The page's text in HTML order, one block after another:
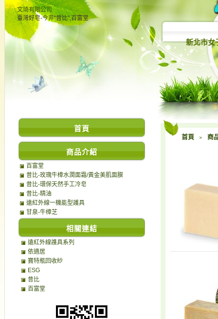
文琦有限公司
臺灣好皂-今非“昔比”,百富堂
新北市女
首頁 ﹥ 商
首頁
商品介紹
百富堂
昔比-玫瑰牛樟水潤面霜/黃金美肌面膜
昔比-環保天然手工冷皂
昔比-精油
遠紅外線一機能型護具
甘泉-牛樟芝
相關連結
遠紅外線謢具系列
依適居
寶特瓶回收紗
ESG
昔比
百富堂